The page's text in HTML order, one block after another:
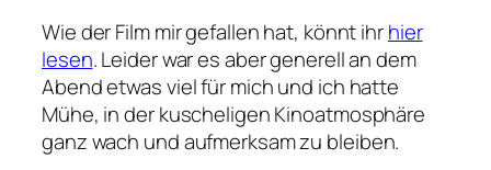
Wie der Film mir gefallen hat, könnt ihrhier
lesen. Leider war es aber generell an dem
Abend etwas viel für mich und ich hatte
Mühe, in der kuscheligen Kinoatmosphäre
ganz wach und aufmerksam zu bleiben.